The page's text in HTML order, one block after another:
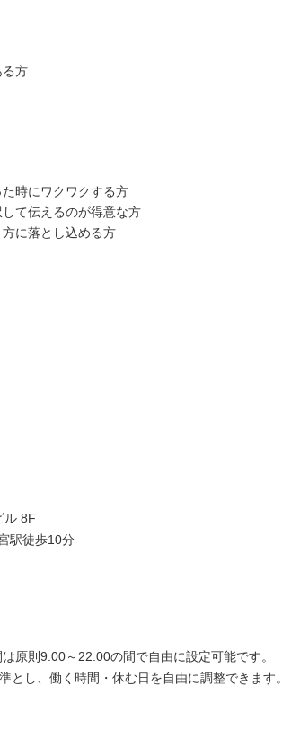
る方
時にワクワクする方
て伝えるのが得意な方
に落とし込める方
ル 8F
駅徒歩10分
原則9:00～22:00の間で自由に設定可能です。
とし、働く時間・休む日を自由に調整できます。